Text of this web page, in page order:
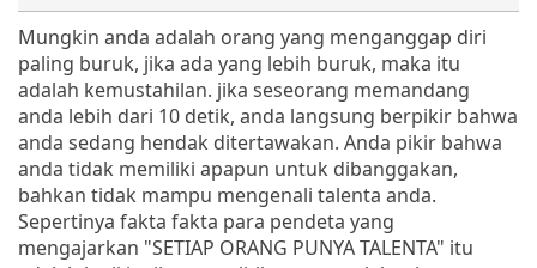
Mungkin anda adalah orang yang menganggap diri
paling buruk, jika ada yang lebih buruk, maka itu
adalah kemustahilan. jika seseorang memandang
anda lebih dari 10 detik, anda langsung berpikir bahwa
anda sedang hendak ditertawakan. Anda pikir bahwa
anda tidak memiliki apapun untuk dibanggakan,
bahkan tidak mampu mengenali talenta anda.
Sepertinya fakta fakta para pendeta yang
mengajarkan "SETIAP ORANG PUNYA TALENTA" itu